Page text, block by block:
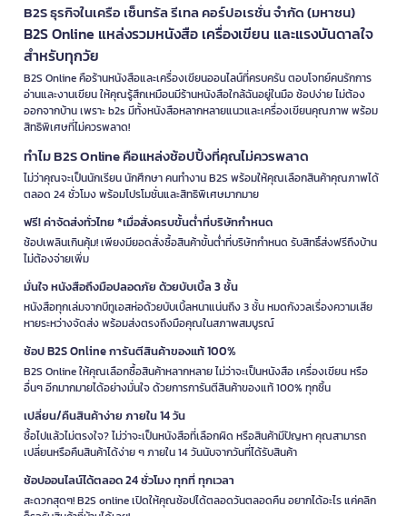
B2S ธุรกิจในเครือ เซ็นทรัล รีเทล คอร์ปอเรชั่น จำกัด (มหาชน)
B2S Online แหล่งรวมหนังสือ เครื่องเขียน และแรงบันดาลใจ
สำหรับทุกวัย
B2S Online คือร้านหนังสือและเครื่องเขียนออนไลน์ที่ครบครัน ตอบโจทย์คนรักการ
อ่านและงานเขียน ให้คุณรู้สึกเหมือนมีร้านหนังสือใกล้ฉันอยู่ในมือ ช้อปง่าย ไม่ต้อง
ออกจากบ้าน เพราะ b2s มีทั้งหนังสือหลากหลายแนวและเครื่องเขียนคุณภาพ พร้อม
สิทธิพิเศษที่ไม่ควรพลาด!
ทำไม B2S Online คือแหล่งช้อปปิ้งที่คุณไม่ควรพลาด
ไม่ว่าคุณจะเป็นนักเรียน นักศึกษา คนทำงาน B2S พร้อมให้คุณเลือกสินค้าคุณภาพได้
ตลอด 24 ชั่วโมง พร้อมโปรโมชั่นและสิทธิพิเศษมากมาย
ฟรี! ค่าจัดส่งทั่วไทย *เมื่อสั่งครบขั้นต่ำที่บริษัทกำหนด
ช้อปเพลินเกินคุ้ม! เพียงมียอดสั่งซื้อสินค้าขั้นต่ำที่บริษัทกำหนด รับสิทธิ์ส่งฟรีถึงบ้าน
ไม่ต้องจ่ายเพิ่ม
มั่นใจ หนังสือถึงมือปลอดภัย ด้วยบับเบิ้ล 3 ชั้น
หนังสือทุกเล่มจากบีทูเอสห่อด้วยบับเบิ้ลหนาแน่นถึง 3 ชั้น หมดกังวลเรื่องความเสีย
หายระหว่างจัดส่ง พร้อมส่งตรงถึงมือคุณในสภาพสมบูรณ์
ช้อป B2S Online การันตีสินค้าของแท้ 100%
B2S Online ให้คุณเลือกซื้อสินค้าหลากหลาย ไม่ว่าจะเป็นหนังสือ เครื่องเขียน หรือ
อื่นๆ อีกมากมายได้อย่างมั่นใจ ด้วยการการันตีสินค้าของแท้ 100% ทุกชิ้น
เปลี่ยน/คืนสินค้าง่าย ภายใน 14 วัน
ซื้อไปแล้วไม่ตรงใจ? ไม่ว่าจะเป็นหนังสือที่เลือกผิด หรือสินค้ามีปัญหา คุณสามารถ
เปลี่ยนหรือคืนสินค้าได้ง่าย ๆ ภายใน 14 วันนับจากวันที่ได้รับสินค้า
ช้อปออนไลน์ได้ตลอด 24 ชั่วโมง ทุกที่ ทุกเวลา
สะดวกสุดๆ! B2S online เปิดให้คุณช้อปได้ตลอดวันตลอดคืน อยากได้อะไร แค่คลิก